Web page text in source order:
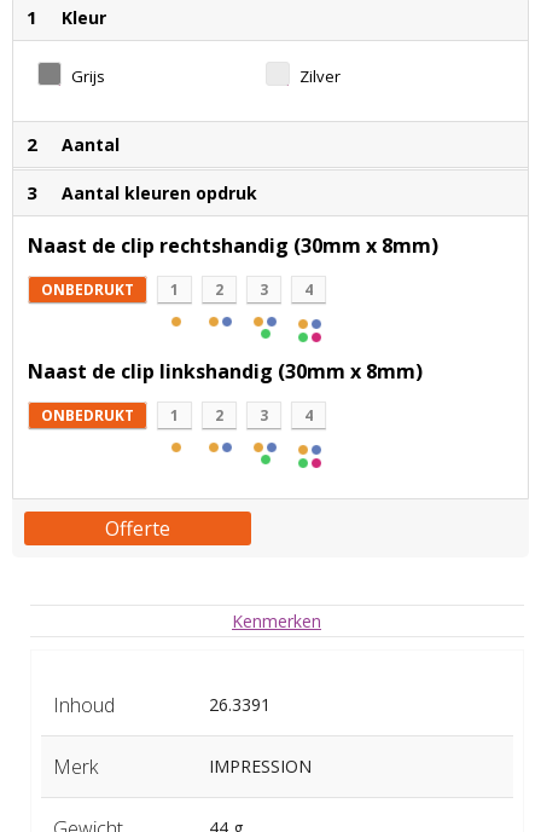
1 Kleur
Grijs Zilver
2 Aantal
3 Aantal kleuren opdruk
Naast de clip rechtshandig (30mm x 8mm)
ONBEDRUKT 1 2 3 4
Naast de clip linkshandig (30mm x 8mm)
ONBEDRUKT 1 2 3 4
Offerte
Kenmerken
Inhoud 26.3391
Merk IMPRESSION